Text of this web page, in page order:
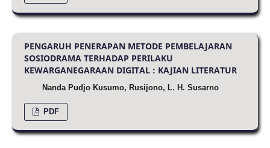
PENGARUH PENERAPAN METODE PEMBELAJARAN
SOSIODRAMA TERHADAP PERILAKU
KEWARGANEGARAAN DIGITAL : KAJIAN LITERATUR
Nanda Pudjo Kusumo, Rusijono, L. H. Susarno
PDF